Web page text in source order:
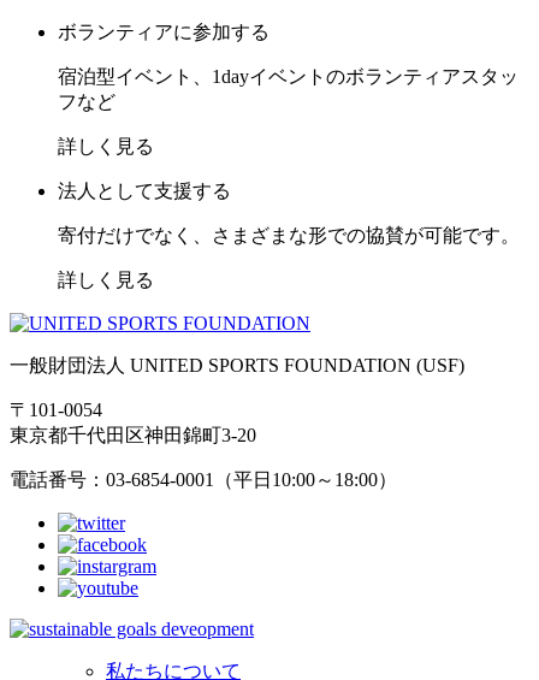
ボランティアに参加する
宿泊型イベント、1dayイベントのボランティアスタッ
フなど
詳しく見る
法人として支援する
寄付だけでなく、さまざまな形での協賛が可能です。
詳しく見る
一般財団法人 UNITED SPORTS FOUNDATION (USF)
〒101-0054
東京都千代田区神田錦町3-20
電話番号：03-6854-0001（平日10:00～18:00）
私たちについて